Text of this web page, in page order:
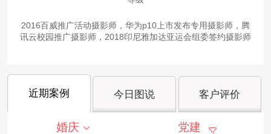
2016百威推广活动摄影师，华为p10上市发布专用摄影师，腾
讯云校园推广摄影师，2018印尼雅加达亚运会组委签约摄影师
近期案例 今日图说 客户评价
婚庆 党建